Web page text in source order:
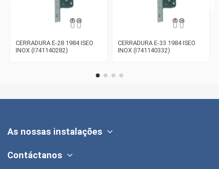
CERRADURA E-28 1984 ISEO
INOX (I741140282)
CERRADURA E-33 1984 ISEO
INOX (I741140332)
As nossas instalações
Contáctanos